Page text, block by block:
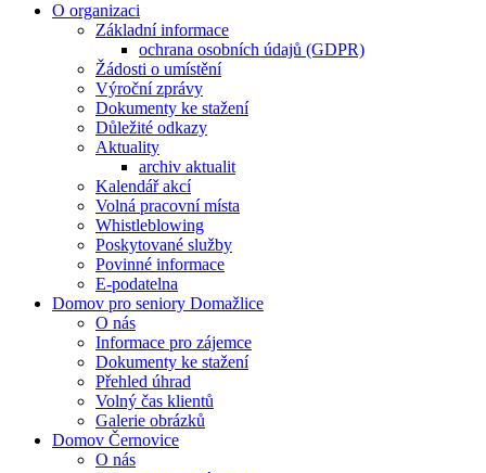
O organizaci
Základní informace
ochrana osobních údajů (GDPR)
Žádosti o umístění
Výroční zprávy
Dokumenty ke stažení
Důležité odkazy
Aktuality
archiv aktualit
Kalendář akcí
Volná pracovní místa
Whistleblowing
Poskytované služby
Povinné informace
E-podatelna
Domov pro seniory Domažlice
O nás
Informace pro zájemce
Dokumenty ke stažení
Přehled úhrad
Volný čas klientů
Galerie obrázků
Domov Černovice
O nás